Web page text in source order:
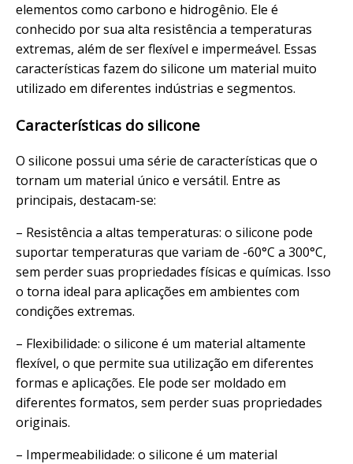
elementos como carbono e hidrogênio. Ele é
conhecido por sua alta resistência a temperaturas
extremas, além de ser flexível e impermeável. Essas
características fazem do silicone um material muito
utilizado em diferentes indústrias e segmentos.
Características do silicone
O silicone possui uma série de características que o
tornam um material único e versátil. Entre as
principais, destacam-se:
– Resistência a altas temperaturas: o silicone pode
suportar temperaturas que variam de -60°C a 300°C,
sem perder suas propriedades físicas e químicas. Isso
o torna ideal para aplicações em ambientes com
condições extremas.
– Flexibilidade: o silicone é um material altamente
flexível, o que permite sua utilização em diferentes
formas e aplicações. Ele pode ser moldado em
diferentes formatos, sem perder suas propriedades
originais.
– Impermeabilidade: o silicone é um material